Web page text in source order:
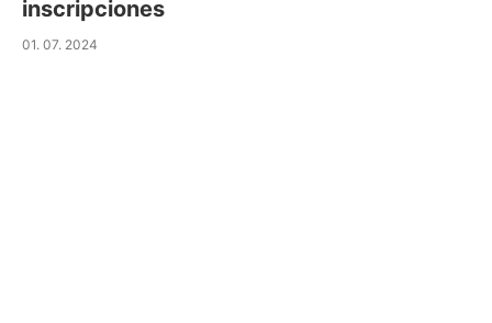
inscripciones
01. 07. 2024